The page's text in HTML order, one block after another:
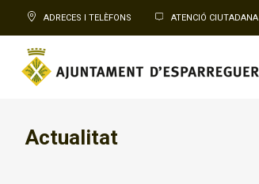
ADRECES I TELÈFONS ATENCIÓ CIUTADANA
Actualitat